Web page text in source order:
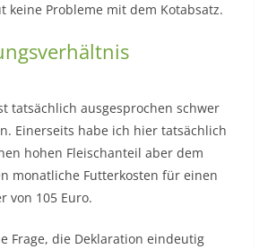
keine Probleme mit dem Kotabsatz.
tatsächlich ausgesprochen schwer
Einerseits habe ich hier tatsächlich
hohen Fleischanteil aber dem
monatliche Futterkosten für einen
von 105 Euro.
Frage, die Deklaration eindeutig